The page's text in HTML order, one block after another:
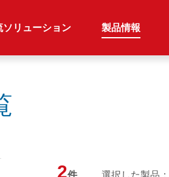
ソリューション 製品情報
2件 選択した製品：